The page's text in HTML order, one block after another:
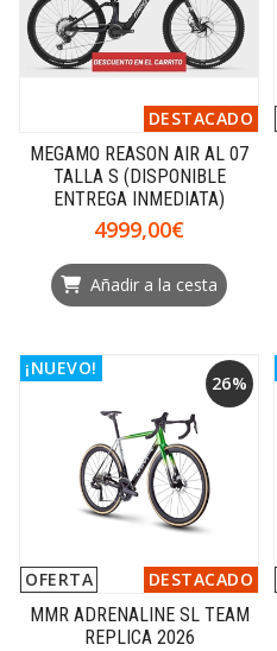
DESTACADO
MEGAMO REASON AIR AL 07
TALLA S (DISPONIBLE
ENTREGA INMEDIATA)
4999,00€
Añadir a la cesta
26%
OFERTA DESTACADO
¡NUEVO!
MMR ADRENALINE SL TEAM
REPLICA 2026